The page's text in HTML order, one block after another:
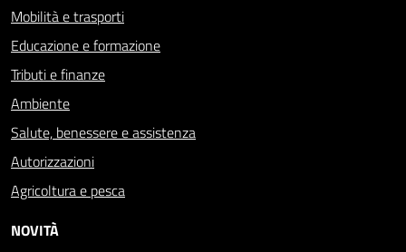
Mobilità e trasporti
Educazione e formazione
Tributi e finanze
Ambiente
Salute, benessere e assistenza
Autorizzazioni
Agricoltura e pesca
NOVITÀ